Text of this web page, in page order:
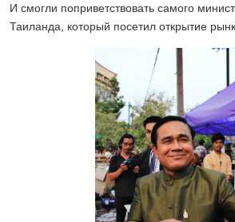
И смогли поприветствовать самого
Таиланда, который посетил открытие